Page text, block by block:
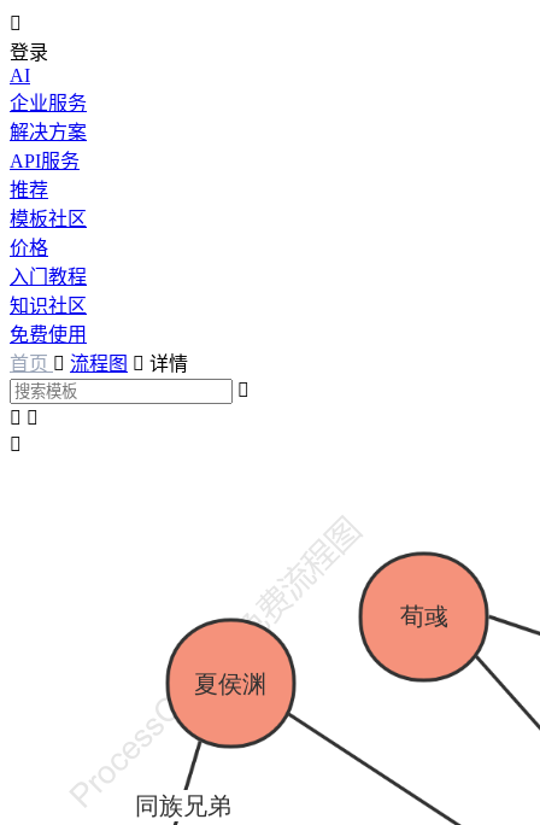

登录
AI
企业服务
解决方案
API服务
推荐
模板社区
价格
入门教程
知识社区
免费使用
首页  流程图  详情

 
